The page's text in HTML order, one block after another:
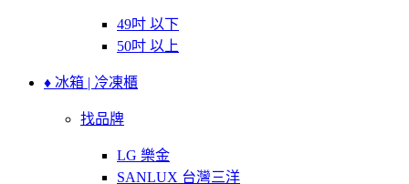
49吋 以下
50吋 以上
♦ 冰箱 | 冷凍櫃
找品牌
LG 樂金
SANLUX 台灣三洋